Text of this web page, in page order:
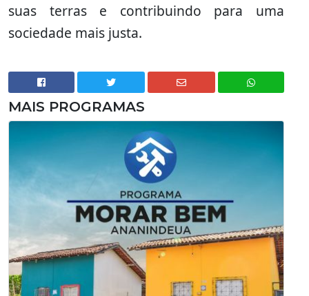
suas terras e contribuindo para uma
sociedade mais justa.
MAIS PROGRAMAS